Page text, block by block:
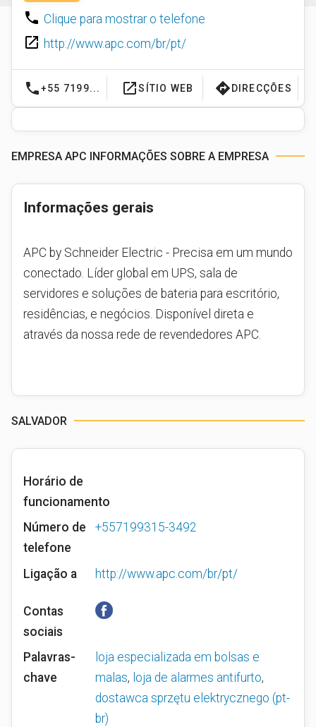
phone Clique para mostrar o telefone
launch http://www.apc.com/br/pt/
phone+55 7199... launchSÍTIO WEB directions DIRECÇÕES
EMPRESA APC INFORMAÇÕES SOBRE A EMPRESA
Informações gerais
APC by Schneider Electric - Precisa em um mundo
conectado. Líder global em UPS, sala de
servidores e soluções de bateria para escritório,
residências, e negócios. Disponível direta e
através da nossa rede de revendedores APC.
SALVADOR
Horário de
funcionamento
Número de
telefone
+557199315-3492
Ligação a http://www.apc.com/br/pt/
Contas
sociais
Palavras-
chave
loja especializada em bolsas e
malas, loja de alarmes antifurto,
dostawca sprzętu elektrycznego (pt-
br)